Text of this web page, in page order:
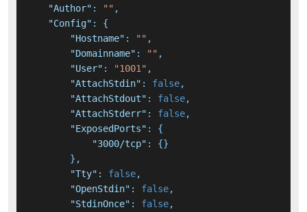
"Author" : "" ,
"Config" :
{
"Hostname" : "" ,
"Domainname" : "" ,
"User" : "1001" ,
"AttachStdin" : false,
"AttachStdout" : false,
"AttachStderr" : false,
"ExposedPorts" :
{
"3000/tcp" : {}
} ,
"Tty" : false,
"OpenStdin" : false,
"StdinOnce" : false,